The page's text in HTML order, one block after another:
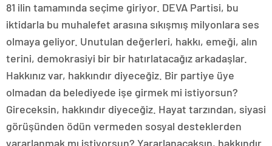
81 ilin tamamında seçime giriyor. DEVA Partisi, bu
iktidarla bu muhalefet arasına sıkışmış milyonlara ses
olmaya geliyor. Unutulan değerleri, hakkı, emeği, alın
terini, demokrasiyi bir bir hatırlatacağız arkadaşlar.
Hakkınız var, hakkındır diyeceğiz. Bir partiye üye
olmadan da belediyede işe girmek mi istiyorsun?
Gireceksin, hakkındır diyeceğiz. Hayat tarzından, siyasi
görüşünden ödün vermeden sosyal desteklerden
yararlanmak mı istiyorsun? Yararlanacaksın, hakkındır